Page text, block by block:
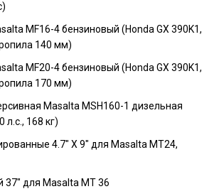
MF16-4 бензиновый (Honda GX 390K1,
140 мм)
MF20-4 бензиновый (Honda GX 390K1,
170 мм)
Masalta MSH160-1 дизельная
л.с., 168 кг)
4.7" X 9" для Masalta MT24,
37" для Masalta МТ 36